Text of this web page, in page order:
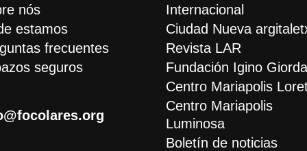
nós
estamos
frecuentes
seguros
Internacional
Ciudad Nueva
Revista LAR
Fundación Igino
Centro Mariapolis
Centro Mariapolis
Luminosa
Boletín de noticias